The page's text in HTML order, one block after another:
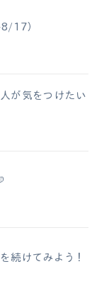
17）
が気をつけたい
続けてみよう！